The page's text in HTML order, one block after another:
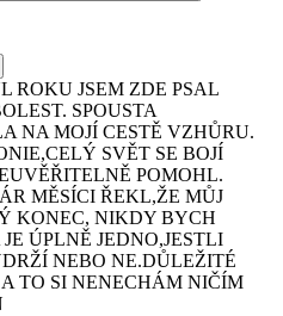
ROKU JSEM ZDE PSAL
SPOUSTA
NA MOJÍ CESTĚ VZHŮRU.
SVĚT SE BOJÍ
POMOHL.
MĚSÍCI ŘEKL,ŽE MŮJ
KONEC, NIKDY BYCH
ÚPLNĚ JEDNO,JESTLI
NEBO NE.DŮLEŽITÉ
TO SI NENECHÁM NIČÍM